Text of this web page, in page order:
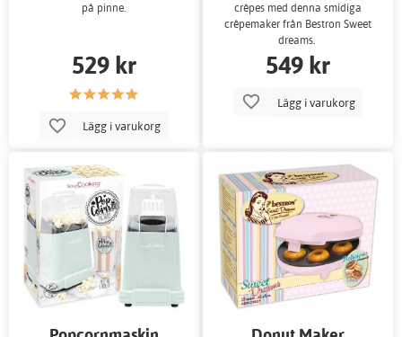
på pinne.
529 kr
Lägg i varukorg
crêpes med denna smidiga
crêpemaker från Bestron Sweet
dreams.
549 kr
Lägg i varukorg